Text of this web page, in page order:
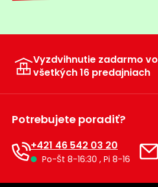
Vyzdvihnutie zadarmo vo
všetkých 16 predajniach
Potrebujete poradiť?
+421 46 542 03 20
Po-Št 8-16:30 , Pi 8-16